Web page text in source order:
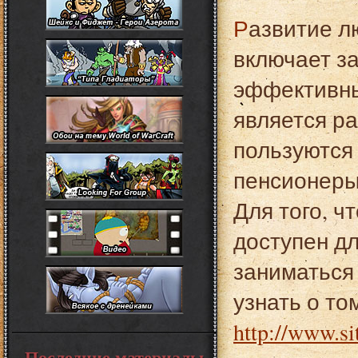
Развитие любого бизнеса в обязательном порядке
включает
является
Для того,
доступен
узнать о
http://